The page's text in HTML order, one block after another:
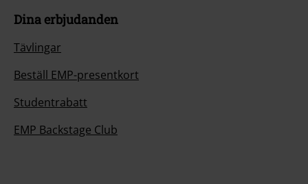
Dina erbjudanden
Tävlingar
Beställ EMP-presentkort
Studentrabatt
EMP Backstage Club